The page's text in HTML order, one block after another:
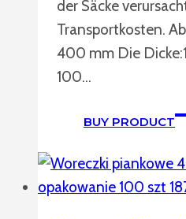
der Säcke
Transportkosten.
400 mm Die
100…
BUY PRODUCT